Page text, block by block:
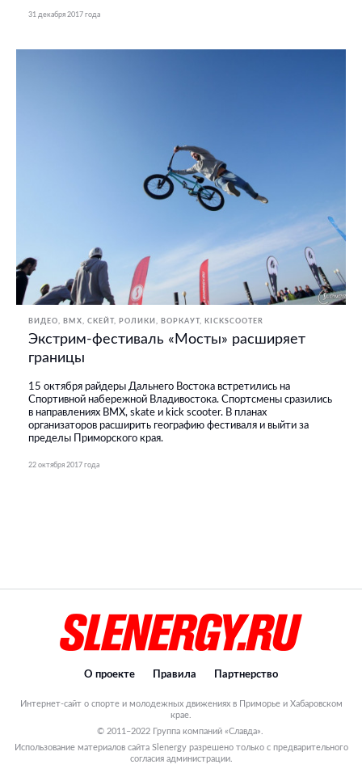
31 декабря 2017 года
ВИДЕО BMX, СКЕЙТ, РОЛИКИ ВОРКАУТ KICKSCOOTER
Экстрим-фестиваль «Мосты» расширяет
границы
15 октября райдеры Дальнего Востока встретились на
Спортивной набережной Владивостока. Спортсмены сразились
в направлениях BMX, skate и kick scooter. В планах
организаторов расширить географию фестиваля и выйти за
пределы Приморского края.
22 октября 2017 года
О проекте Правила Партнерство
Интернет-сайт о спорте и молодежных движениях в Приморье и Хабаровском
крае.
© 2011–2022 Группа компаний «Славда».
Использование материалов сайта Slenergy разрешено только с предварительного
согласия администрации.